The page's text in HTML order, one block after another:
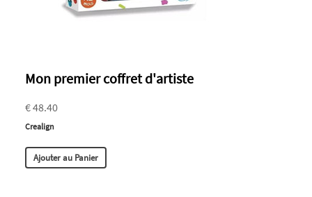
Mon premier coffret d'artiste
€ 48.40
Crealign
Ajouter au Panier